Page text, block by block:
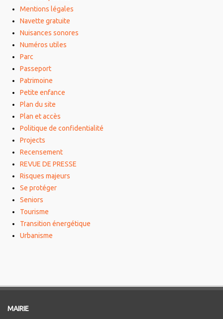
Mentions légales
Navette gratuite
Nuisances sonores
Numéros utiles
Parc
Passeport
Patrimoine
Petite enfance
Plan du site
Plan et accès
Politique de confidentialité
Projects
Recensement
REVUE DE PRESSE
Risques majeurs
Se protéger
Seniors
Tourisme
Transition énergétique
Urbanisme
MAIRIE